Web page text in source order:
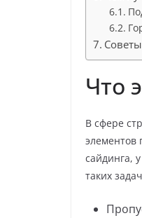
Что
В сфере
элементов
сайдинга,
таких